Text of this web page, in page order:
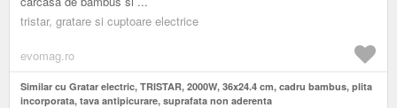
tristar, gratare si cuptoare electrice
evomag.ro
Similar cu Gratar electric, TRISTAR, 2000W, 36x24.4 cm, cadru bambus, plita
incorporata, tava antipicurare, suprafata non aderenta